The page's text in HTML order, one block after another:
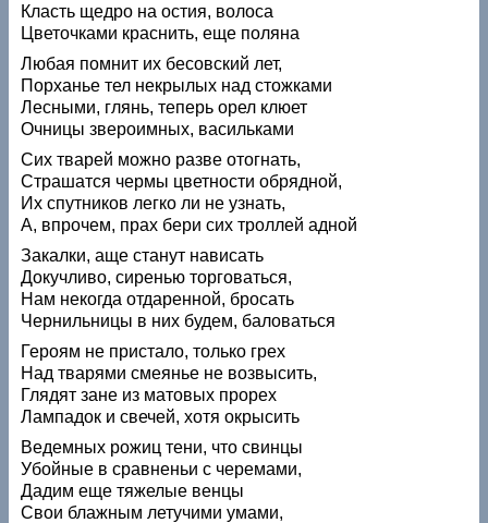
Класть щедро на остия, волоса
Цветочками краснить, еще поляна
Любая помнит их бесовский лет,
Порханье тел некрылых над стожками
Лесными, глянь, теперь орел клюет
Очницы звероимных, васильками
Сих тварей можно разве отогнать,
Страшатся чермы цветности обрядной,
Их спутников легко ли не узнать,
А, впрочем, прах бери сих троллей адной
Закалки, аще станут нависать
Докучливо, сиренью торговаться,
Нам некогда отдаренной, бросать
Чернильницы в них будем, баловаться
Героям не пристало, только грех
Над тварями смеянье не возвысить,
Глядят зане из матовых прорех
Лампадок и свечей, хотя окрысить
Ведемных рожиц тени, что свинцы
Убойные в сравненьи с черемами,
Дадим еще тяжелые венцы
Свои блажным летучими умами,